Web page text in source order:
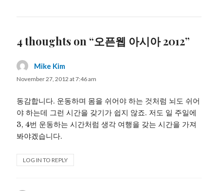
4 thoughts on “오픈웹 아시아 2012”
Mike Kim
November 27, 2012 at 7:46 am
동감합니다. 운동하며 몸을 쉬어야 하는 것처럼 뇌도 쉬어
야 하는데 그런 시간을 갖기가 쉽지 않죠. 저도 일 주일에
3, 4번 운동하는 시간처럼 생각 여행을 갖는 시간을 가져
봐야겠습니다.
LOG IN TO REPLY